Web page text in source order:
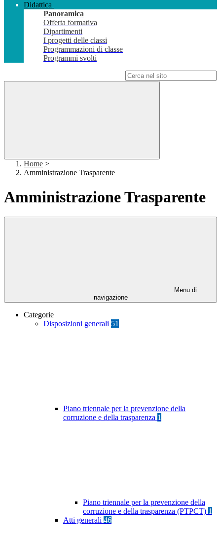
Didattica
Panoramica
Offerta formativa
Dipartimenti
I progetti delle classi
Programmazioni di classe
Programmi svolti
Home >
Amministrazione Trasparente
Amministrazione Trasparente
Menu di
navigazione
Categorie
Disposizioni generali 51
Piano triennale per la prevenzione della
corruzione e della trasparenza 1
Piano triennale per la prevenzione della
corruzione e della trasparenza (PTPCT) 1
Atti generali 46